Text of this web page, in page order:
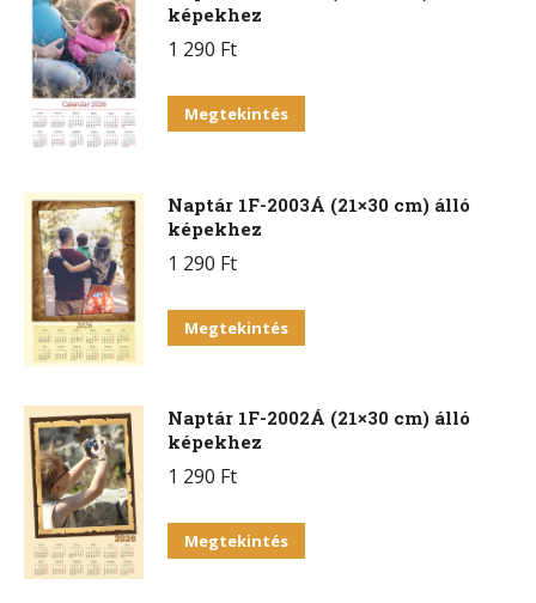
képekhez
1 290 Ft
Megtekintés
Naptár 1F-2003Á (21×30 cm) álló
képekhez
1 290 Ft
Megtekintés
Naptár 1F-2002Á (21×30 cm) álló
képekhez
1 290 Ft
Megtekintés